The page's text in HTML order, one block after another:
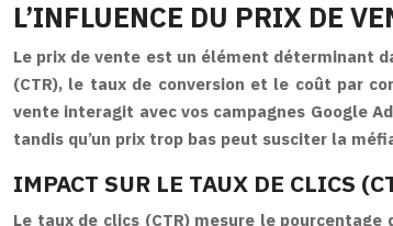
L’INFLUENCE DU PRIX DE
Le prix de vente est un élément déterminant
(CTR), le taux de conversion et le coût par
vente interagit avec vos campagnes Google
tandis qu’un prix trop bas peut susciter la
IMPACT SUR LE TAUX DE CLICS
Le taux de clics (CTR) mesure le